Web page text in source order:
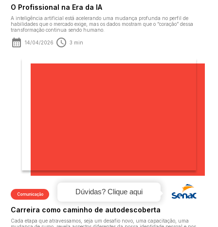
O Profissional na Era da IA
A inteligência artificial está acelerando uma mudança profunda no perfil de
habilidades que o mercado exige, mas os dados mostram que o “coração” dessa
transformação continua sendo humano.
14/04/2026 3 min
Comunicação
Carreira como caminho de autodescoberta
Cada etapa que atravessamos, seja um desafio novo, uma capacitação, uma
Dúvidas? Clique aqui